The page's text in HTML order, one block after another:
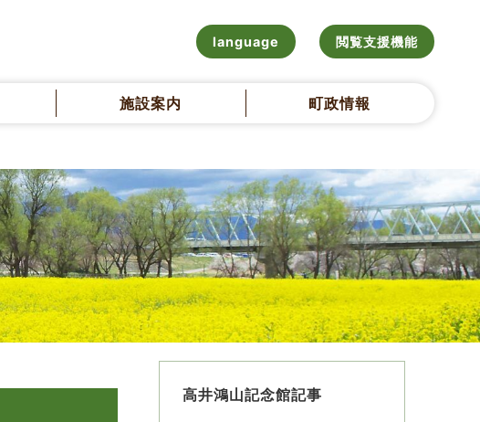
language 閲覧支援機能
施設案内 町政情報
高井鴻山記念館記事